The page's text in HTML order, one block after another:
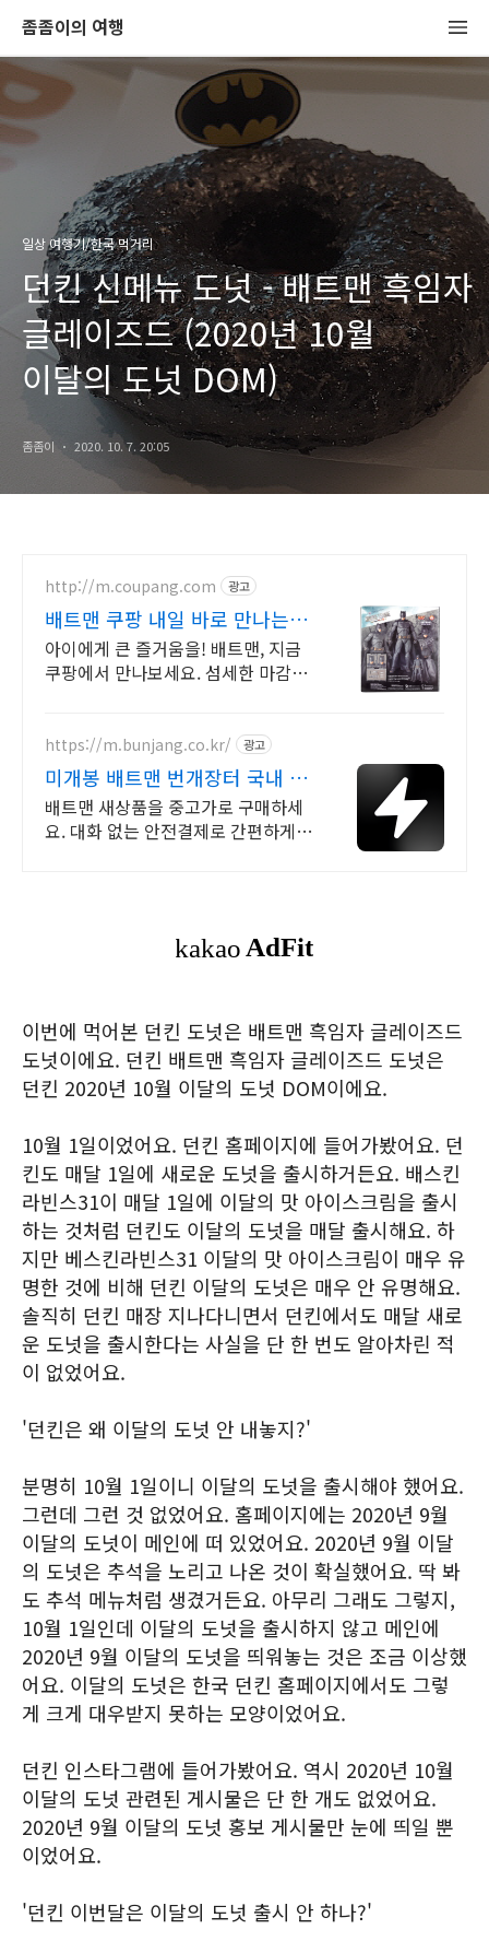
좀좀이의 여행
일상 여행기/한국 먹거리
던킨 신메뉴 도넛 - 배트맨 흑임자
글레이즈드 (2020년 10월
이달의 도넛 DOM)
좀좀이 2020. 10. 7. 20:05
http://m.coupang.com 광고
배트맨 쿠팡 내일 바로 만나는
피규어
아이에게 큰 즐거움을! 배트맨, 지금
쿠팡에서 만나보세요. 섬세한 마감과
https://m.bunjang.co.kr/ 광고
미개봉 배트맨 번개장터 국내 최
대 브랜드 중고거래
배트맨 새상품을 중고가로 구매하세
요. 대화 없는 안전결제로 간편하게!
이번에 먹어본 던킨 도넛은 배트맨 흑임자 글레이즈드
도넛이에요. 던킨 배트맨 흑임자 글레이즈드 도넛은
던킨 2020년 10월 이달의 도넛 DOM이에요.
10월 1일이었어요. 던킨 홈페이지에 들어가봤어요. 던
킨도 매달 1일에 새로운 도넛을 출시하거든요. 배스킨
라빈스31이 매달 1일에 이달의 맛 아이스크림을 출시
하는 것처럼 던킨도 이달의 도넛을 매달 출시해요. 하
지만 베스킨라빈스31 이달의 맛 아이스크림이 매우 유
명한 것에 비해 던킨 이달의 도넛은 매우 안 유명해요.
솔직히 던킨 매장 지나다니면서 던킨에서도 매달 새로
운 도넛을 출시한다는 사실을 단 한 번도 알아차린 적
이 없었어요.
'던킨은 왜 이달의 도넛 안 내놓지?'
분명히 10월 1일이니 이달의 도넛을 출시해야 했어요.
그런데 그런 것 없었어요. 홈페이지에는 2020년 9월
이달의 도넛이 메인에 떠 있었어요. 2020년 9월 이달
의 도넛은 추석을 노리고 나온 것이 확실했어요. 딱 봐
도 추석 메뉴처럼 생겼거든요. 아무리 그래도 그렇지,
10월 1일인데 이달의 도넛을 출시하지 않고 메인에
2020년 9월 이달의 도넛을 띄워놓는 것은 조금 이상했
어요. 이달의 도넛은 한국 던킨 홈페이지에서도 그렇
게 크게 대우받지 못하는 모양이었어요.
던킨 인스타그램에 들어가봤어요. 역시 2020년 10월
이달의 도넛 관련된 게시물은 단 한 개도 없었어요.
2020년 9월 이달의 도넛 홍보 게시물만 눈에 띄일 뿐
이었어요.
'던킨 이번달은 이달의 도넛 출시 안 하나?'